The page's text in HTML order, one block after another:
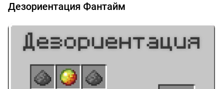
Дезориентация Фантайм